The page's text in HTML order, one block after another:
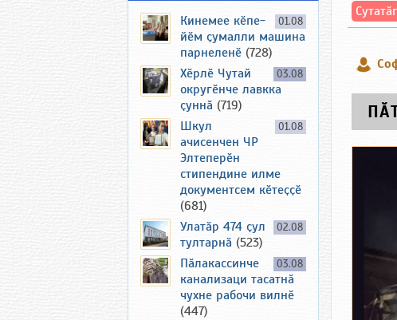
01.08
Кинемее кӗпе-
йӗм ҫумалли машина
парнеленӗ (728)
03.08
Хӗрлӗ Чутай
округӗнче лавкка
ҫуннӑ (719)
01.08
Шкул
ачисенчен ЧР
Элтеперӗн
стипендине илме
документсем кӗтеҫҫӗ
(681)
02.08
Улатӑр 474 ҫул
тултарнӑ (523)
03.08
Пӑлакассинче
канализаци тасатнӑ
чухне рабочи вилнӗ
(447)